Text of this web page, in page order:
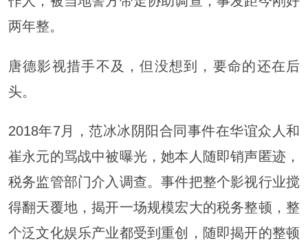
两年整。
唐德影视措手不及，但没想到，要命的还在后
头。
2018年7月，范冰冰阴阳合同事件在华谊众人和
崔永元的骂战中被曝光，她本人随即销声匿迹，
税务监管部门介入调查。事件把整个影视行业搅
得翻天覆地，揭开一场规模宏大的税务整顿，整
个泛文化娱乐产业都受到重创，随即揭开的整顿